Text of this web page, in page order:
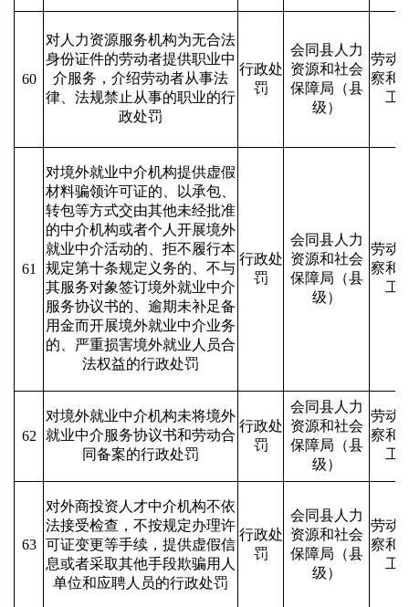
60
对人力资源服务机构为无合法
身份证件的劳动者提供职业中
介服务，介绍劳动者从事法
律、法规禁止从事的职业的行
政处罚
行政处
罚
会同县人力
资源和社会
保障局（县
级）
劳动
察和
工
61
对境外就业中介机构提供虚假
材料骗领许可证的、以承包、
转包等方式交由其他未经批准
的中介机构或者个人开展境外
就业中介活动的、拒不履行本
规定第十条规定义务的、不与
其服务对象签订境外就业中介
服务协议书的、逾期未补足备
用金而开展境外就业中介业务
的、严重损害境外就业人员合
法权益的行政处罚
行政处
罚
会同县人力
资源和社会
保障局（县
级）
劳动
察和
工
62
对境外就业中介机构未将境外
就业中介服务协议书和劳动合
同备案的行政处罚
行政处
罚
会同县人力
资源和社会
保障局（县
级）
劳动
察和
工
63
对外商投资人才中介机构不依
法接受检查，不按规定办理许
可证变更等手续，提供虚假信
息或者采取其他手段欺骗用人
单位和应聘人员的行政处罚
行政处
罚
会同县人力
资源和社会
保障局（县
级）
劳动
察和
工